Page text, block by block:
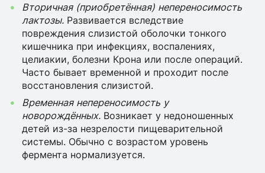
Вторичная (приобретённая) непереносимость
лактозы. Развивается вследствие
повреждения слизистой оболочки тонкого
кишечника при инфекциях, воспалениях,
целиакии, болезни Крона или после операций.
Часто бывает временной и проходит после
восстановления слизистой.
Временная непереносимость у
новорождённых. Возникает у недоношенных
детей из-за незрелости пищеварительной
системы. Обычно с возрастом уровень
фермента нормализуется.